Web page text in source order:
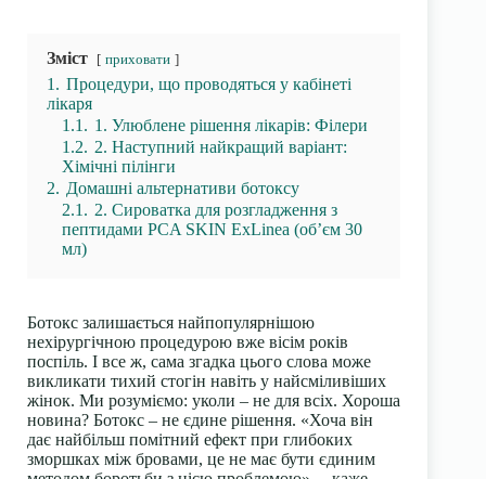
Зміст приховати
1. Процедури, що проводяться у кабінеті
лікаря
1.1. 1. Улюблене рішення лікарів: Філери
1.2. 2. Наступний найкращий варіант:
Хімічні пілінги
2. Домашні альтернативи ботоксу
2.1. 2. Сироватка для розгладження з
пептидами PCA SKIN ExLinea (об’єм 30
мл)
Ботокс залишається найпопулярнішою
нехірургічною процедурою вже вісім років
поспіль. І все ж, сама згадка цього слова може
викликати тихий стогін навіть у найсміливіших
жінок. Ми розуміємо: уколи – не для всіх. Хороша
новина? Ботокс – не єдине рішення. «Хоча він
дає найбільш помітний ефект при глибоких
зморшках між бровами, це не має бути єдиним